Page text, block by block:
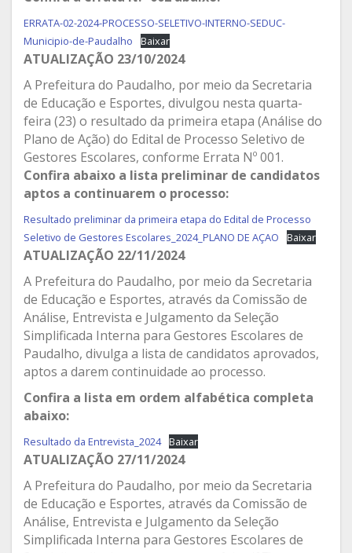
ERRATA-02-2024-PROCESSO-SELETIVO-INTERNO-SEDUC-
Municipio-de-Paudalho
Baixar
ATUALIZAÇÃO 23/10/2024
A Prefeitura do Paudalho, por meio da Secretaria
de Educação e Esportes, divulgou nesta quarta-
feira (23) o resultado da primeira etapa (Análise do
Plano de Ação) do Edital de Processo Seletivo de
Gestores Escolares, conforme Errata Nº 001.
Confira abaixo a lista preliminar de candidatos
aptos a continuarem o processo:
Resultado preliminar da primeira etapa do Edital de Processo
Seletivo de Gestores Escolares_2024_PLANO DE AÇAO
Baixar
ATUALIZAÇÃO 22/11/2024
A Prefeitura do Paudalho, por meio da Secretaria
de Educação e Esportes, através da Comissão de
Análise, Entrevista e Julgamento da Seleção
Simplificada Interna para Gestores Escolares de
Paudalho, divulga a lista de candidatos aprovados,
aptos a darem continuidade ao processo.
Confira a lista em ordem alfabética completa
abaixo:
Resultado da Entrevista_2024 Baixar
ATUALIZAÇÃO 27/11/2024
A Prefeitura do Paudalho, por meio da Secretaria
de Educação e Esportes, através da Comissão de
Análise, Entrevista e Julgamento da Seleção
Simplificada Interna para Gestores Escolares de